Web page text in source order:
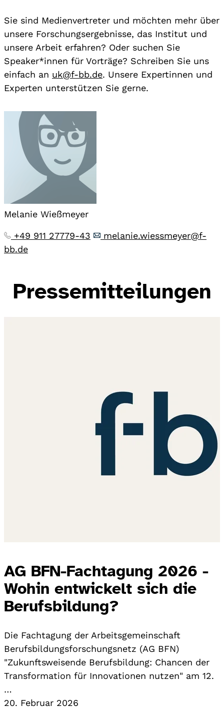
Sie sind Medienvertreter und möchten mehr über
unsere Forschungsergebnisse, das Institut und
unsere Arbeit erfahren? Oder suchen Sie
Speaker*innen für Vorträge? Schreiben Sie uns
einfach an uk@f-bb.de. Unsere Expertinnen und
Experten unterstützen Sie gerne.
Melanie Wießmeyer
+49 911 27779-43
melanie.wiessmeyer@f-
bb.de
Pressemitteilungen
AG BFN-Fachtagung 2026 -
Wohin entwickelt sich die
Berufsbildung?
Die Fachtagung der Arbeitsgemeinschaft
Berufsbildungsforschungsnetz (AG BFN)
"Zukunftsweisende Berufsbildung: Chancen der
Transformation für Innovationen nutzen" am 12.
…
20. Februar 2026